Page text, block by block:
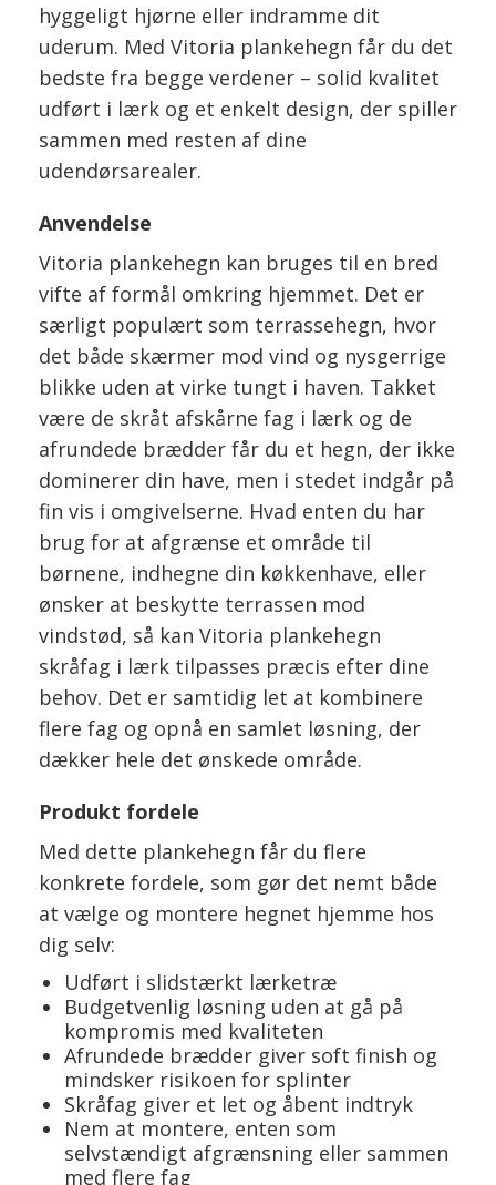
hyggeligt hjørne eller indramme dit
uderum. Med Vitoria plankehegn får du det
bedste fra begge verdener – solid kvalitet
udført i lærk og et enkelt design, der spiller
sammen med resten af dine
udendørsarealer.
Anvendelse
Vitoria plankehegn kan bruges til en bred
vifte af formål omkring hjemmet. Det er
særligt populært som terrassehegn, hvor
det både skærmer mod vind og nysgerrige
blikke uden at virke tungt i haven. Takket
være de skråt afskårne fag i lærk og de
afrundede brædder får du et hegn, der ikke
dominerer din have, men i stedet indgår på
fin vis i omgivelserne. Hvad enten du har
brug for at afgrænse et område til
børnene, indhegne din køkkenhave, eller
ønsker at beskytte terrassen mod
vindstød, så kan Vitoria plankehegn
skråfag i lærk tilpasses præcis efter dine
behov. Det er samtidig let at kombinere
flere fag og opnå en samlet løsning, der
dækker hele det ønskede område.
Produkt fordele
Med dette plankehegn får du flere
konkrete fordele, som gør det nemt både
at vælge og montere hegnet hjemme hos
dig selv:
Udført i slidstærkt lærketræ
Budgetvenlig løsning uden at gå på
kompromis med kvaliteten
Afrundede brædder giver soft finish og
mindsker risikoen for splinter
Skråfag giver et let og åbent indtryk
Nem at montere, enten som
selvstændigt afgrænsning eller sammen
med flere fag